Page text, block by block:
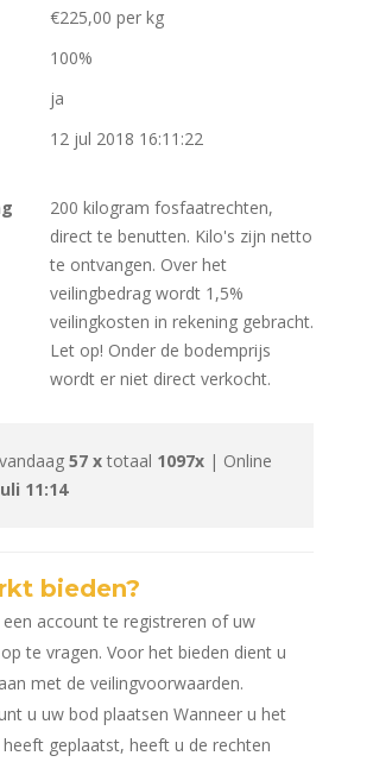
€225,00 per kg
100%
ja
12 jul 2018 16:11:22
200 kilogram fosfaatrechten,
direct te benutten. Kilo's zijn netto
te ontvangen. Over het
veilingbedrag wordt 1,5%
veilingkosten in rekening gebracht.
Let op! Onder de bodemprijs
wordt er niet direct verkocht.
57 x totaal 1097x | Online
11:14
bieden?
account te registreren of uw
te vragen. Voor het bieden dient u
met de veilingvoorwaarden.
u uw bod plaatsen Wanneer u het
geplaatst, heeft u de rechten